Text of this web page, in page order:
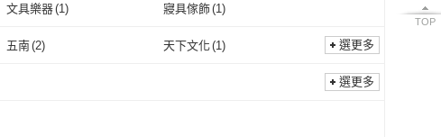
TOP
文具樂器(1) 寢具傢飾(1)
五南(2) 天下文化(1) 選更多
選更多